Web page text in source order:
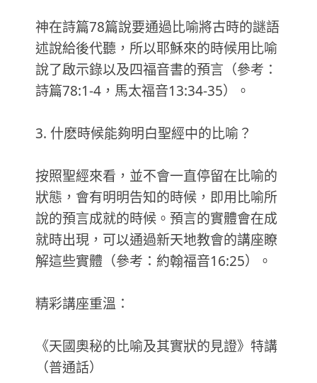
神在詩篇78篇說要通過比喻將古時的謎語
述說給後代聽，所以耶穌來的時候用比喻
說了啟示錄以及四福音書的預言（參考：
詩篇78:1-4，馬太福音13:34-35）。
3. 什麽時候能夠明白聖經中的比喻？
按照聖經來看，並不會一直停留在比喻的
狀態，會有明明告知的時候，即用比喻所
說的預言成就的時候。預言的實體會在成
就時出現，可以通過新天地教會的講座瞭
解這些實體（參考：約翰福音16:25）。
精彩講座重溫：
《天國奧秘的比喻及其實狀的見證》特講
（普通話）